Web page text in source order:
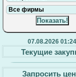
07.08.2026 01:24
Текущие
Запросить